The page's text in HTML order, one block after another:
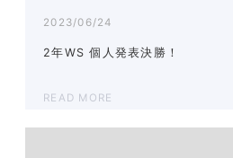
2023/06/24
2年WS 個人発表決勝！
READ MORE